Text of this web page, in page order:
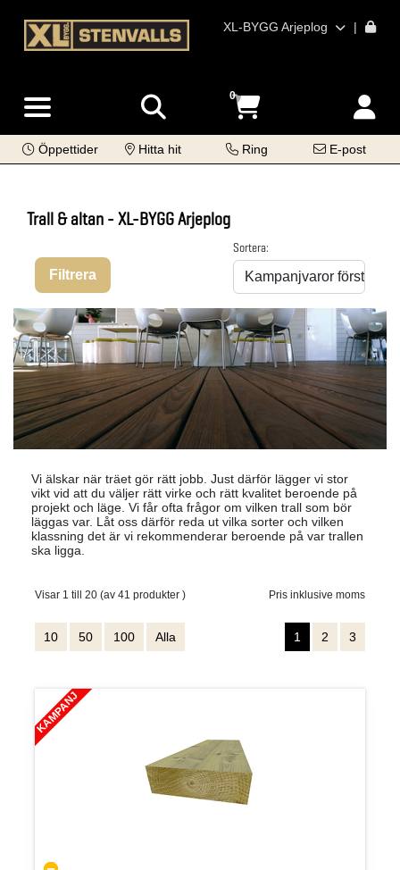
XL-BYGG Arjeplog |
0
Öppettider Hitta hit Ring E-post
Trall & altan - XL-BYGG Arjeplog
Filtrera
Sortera:
Vi älskar när träet gör rätt jobb. Just därför lägger vi stor
vikt vid att du väljer rätt virke och rätt kvalitet beroende på
projekt och läge. Vi får ofta frågor om vilken trall som bör
läggas var. Låt oss därför reda ut vilka sorter och vilken
klassning det är vi rekommenderar beroende på var trallen
ska ligga.
Visar 1 till 20 (av 41 produkter ) Pris inklusive moms
10 50 100 Alla 1 2 3
KAMPANJ